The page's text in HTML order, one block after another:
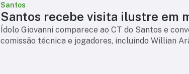
Santos
Santos recebe visita ilustre em
Ídolo Giovanni comparece ao CT do Santos e
comissão técnica e jogadores, incluindo Willian